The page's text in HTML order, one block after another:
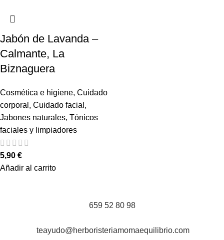
Jabón de Lavanda –
Calmante, La
Biznaguera
Cosmética e higiene, Cuidado
corporal , Cuidado facial ,
Jabones naturales, Tónicos
faciales y limpiadores
5,90 €
Añadir al carrito
659 52 80 98
teayudo@herboristeriamomaequilibrio.com